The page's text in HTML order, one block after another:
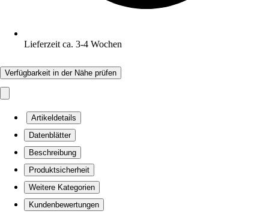
Lieferzeit ca. 3-4 Wochen
Verfügbarkeit in der Nähe prüfen
Artikeldetails
Datenblätter
Beschreibung
Produktsicherheit
Weitere Kategorien
Kundenbewertungen